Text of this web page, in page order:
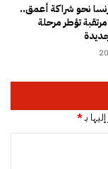
نحو شراكة أعمق..
تؤطر مرحلة
بـ*